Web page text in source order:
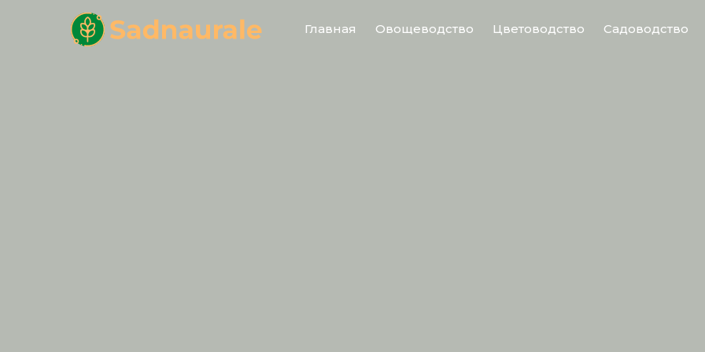
Главная Овощеводство Цветоводство Садоводство